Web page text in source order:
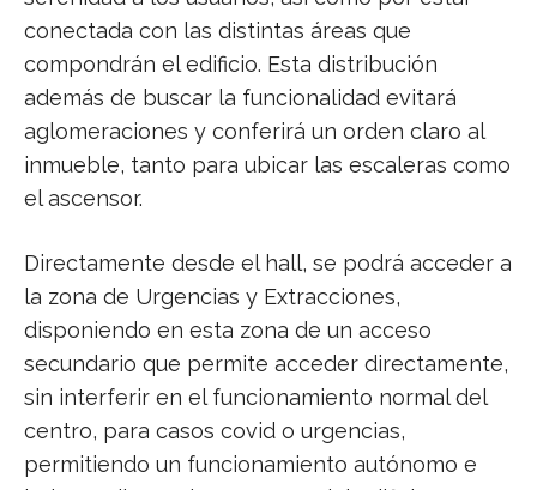
conectada con las distintas áreas que
compondrán el edificio. Esta distribución
además de buscar la funcionalidad evitará
aglomeraciones y conferirá un orden claro al
inmueble, tanto para ubicar las escaleras como
el ascensor.
Directamente desde el hall, se podrá acceder a
la zona de Urgencias y Extracciones,
disponiendo en esta zona de un acceso
secundario que permite acceder directamente,
sin interferir en el funcionamiento normal del
centro, para casos covid o urgencias,
permitiendo un funcionamiento autónomo e